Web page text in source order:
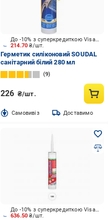
214.70₴/шт.
До -10% з суперкредиткою Visa Вигода
Герметик силіконовий SOUDAL
санітарний білий 280 мл
9
226 ₴/шт.
Cамовивіз Доставимо
636.50₴/шт.
До -10% з суперкредиткою Visa Вигода